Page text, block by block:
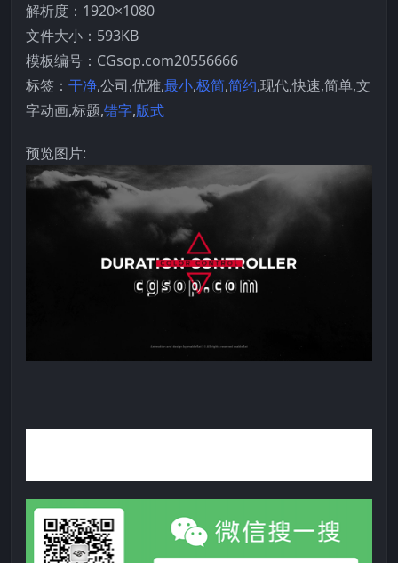
解析度：1920×1080
文件大小：593KB
模板编号：CGsop.com20556666
标签： 干净,公司,优雅,最小,极简,简约,现代,快速,简单,文
字动画,标题,错字,版式
预览图片: